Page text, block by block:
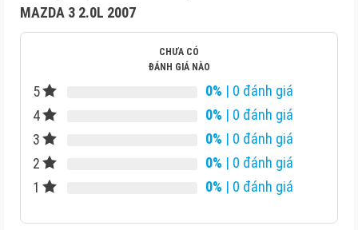
MAZDA 3 2.0L 2007
CHƯA CÓ
ĐÁNH GIÁ NÀO
5 0% | 0 đánh giá
4
0% | 0 đánh giá
3
0% | 0 đánh giá
2
0% | 0 đánh giá
1
0% | 0 đánh giá